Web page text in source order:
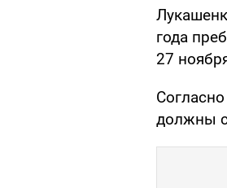
года
27
должны